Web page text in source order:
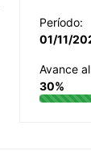
Período:
01/11/
Avance
30%